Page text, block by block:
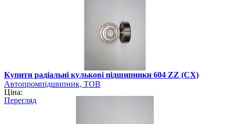
Купити радіальні кулькові підшипники 604 ZZ (CX)
Автопромпідшипник, ТОВ
Ціна:
Перегляд